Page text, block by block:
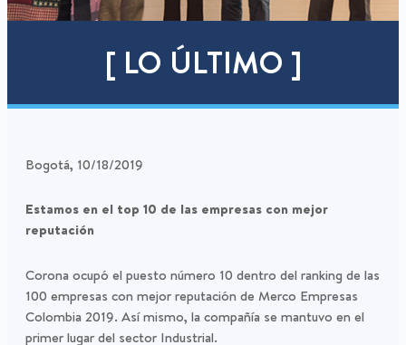
[ LO ÚLTIMO ]
Bogotá, 10/18/2019
Estamos en el top 10 de las empresas con mejor
reputación
Corona ocupó el puesto número 10 dentro del ranking de las
100 empresas con mejor reputación de Merco Empresas
Colombia 2019. Así mismo, la compañía se mantuvo en el
primer lugar del sector Industrial.